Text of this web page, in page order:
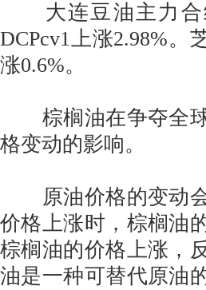
大连豆油主力合
DCPcv1上涨2.98%。
涨0.6%。
棕榈油在争夺全球
格变动的影响。
原油价格的变动会
价格上涨时，棕榈油
棕榈油的价格上涨，
油是一种可替代原油